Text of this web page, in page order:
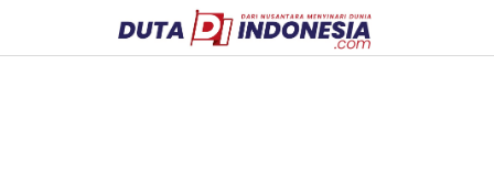
konten